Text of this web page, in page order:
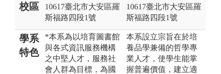
校區
10617臺北市大安區羅
斯福路四段1號
10617臺北市大安區羅
斯福路四段1號
學系
特色
*本系為以培育圖書館
與各式資訊服務機構
之中堅人才，服務社
會人群為目標，為國
本系設立宗旨在於培
養品學兼備的哲學專
業人才，使學生能掌
握普遍價值，建立適